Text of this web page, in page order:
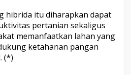
hibrida itu diharapkan dapat
pertanian sekaligus
memanfaatkan lahan yang
ketahanan pangan
(*)